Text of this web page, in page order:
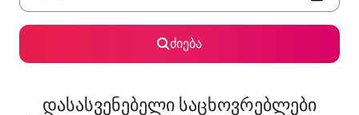
ძიება
დასასვენებელი საცხოვრებლები